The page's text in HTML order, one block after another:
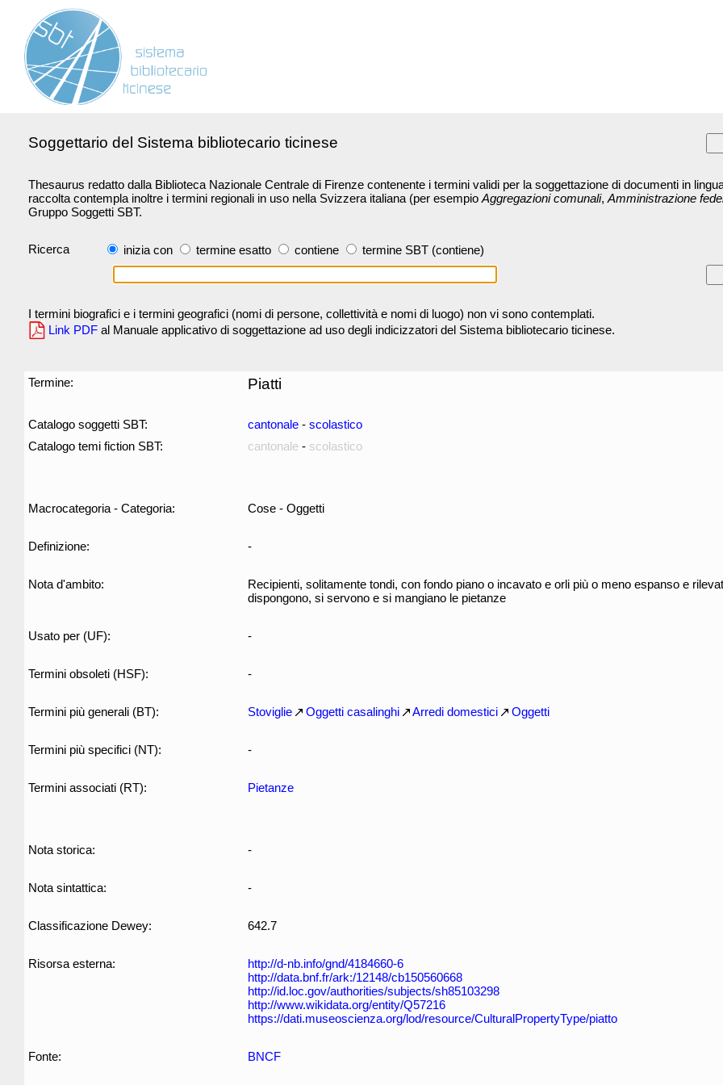
Soggettario del Sistema bibliotecario ticinese
Thesaurus redatto dalla Biblioteca Nazionale Centrale di Firenze contenente i termini validi per la soggettazione di documenti in
raccolta contempla inoltre i termini regionali in uso nella Svizzera italiana (per esempio Aggregazioni comunali, Amministrazione
Gruppo Soggetti SBT.
Ricerca inizia con termine esatto contiene termine SBT (contiene)
I termini biografici e i termini geografici (nomi di persone, collettività e nomi di luogo) non vi sono contemplati.
Link PDF al Manuale applicativo di soggettazione ad uso degli indicizzatori del Sistema bibliotecario ticinese.
Termine: Piatti
Catalogo soggetti SBT: cantonale - scolastico
Catalogo temi fiction SBT:
cantonale - scolastico
Macrocategoria - Categoria: Cose - Oggetti
Definizione: -
Nota d'ambito:
Recipienti, solitamente tondi, con fondo piano o incavato e orli più o meno espanso e
dispongono, si servono e si mangiano le pietanze
Usato per (UF): -
Termini obsoleti (HSF): -
Termini più generali (BT): Stoviglie Oggetti casalinghi Arredi domestici Oggetti
Termini più specifici (NT): -
Termini associati (RT): Pietanze
Nota storica: -
Nota sintattica: -
Classificazione Dewey: 642.7
Risorsa esterna:
http://d-nb.info/gnd/4184660-6
http://data.bnf.fr/ark:/12148/cb150560668
http://id.loc.gov/authorities/subjects/sh85103298
http://www.wikidata.org/entity/Q57216
https://dati.museoscienza.org/lod/resource/CulturalPropertyType/piatto
Fonte: BNCF